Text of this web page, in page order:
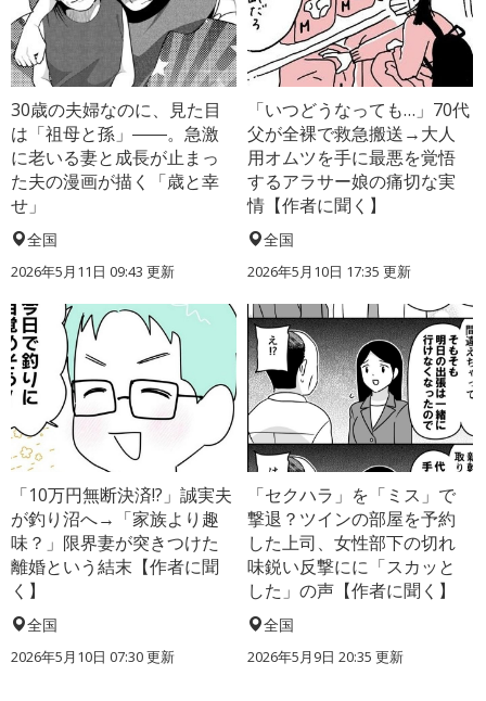
30歳の夫婦なのに、見た目
は「祖母と孫」――。急激
に老いる妻と成長が止まっ
た夫の漫画が描く「歳と幸
せ」
全国
2026年5月11日 09:43 更新
「いつどうなっても…」70代
父が全裸で救急搬送→大人
用オムツを手に最悪を覚悟
するアラサー娘の痛切な実
情【作者に聞く】
全国
2026年5月10日 17:35 更新
「10万円無断決済!?」誠実夫
が釣り沼へ→「家族より趣
味？」限界妻が突きつけた
離婚という結末【作者に聞
く】
全国
2026年5月10日 07:30 更新
「セクハラ」を「ミス」で
撃退？ツインの部屋を予約
した上司、女性部下の切れ
味鋭い反撃にに「スカッと
した」の声【作者に聞く】
全国
2026年5月9日 20:35 更新